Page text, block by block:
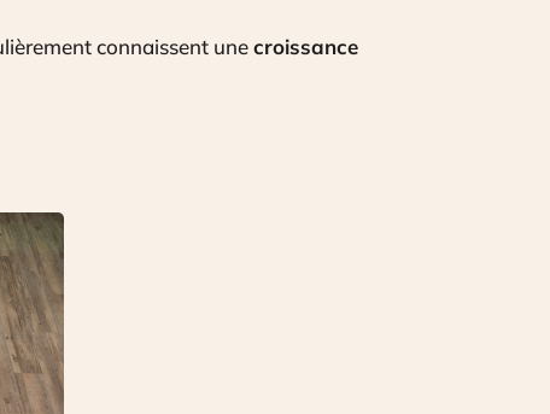
connaissent unecroissance